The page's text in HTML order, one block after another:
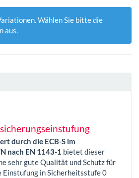
Wählen Sie bitte die
aus.
durch die ECB-S im
nach EN 1143-1 bietet dieser
sehr gute Qualität und Schutz für
Einstufung in Sicherheitsstufe 0